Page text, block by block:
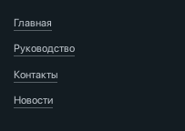
Главная
Руководство
Контакты
Новости